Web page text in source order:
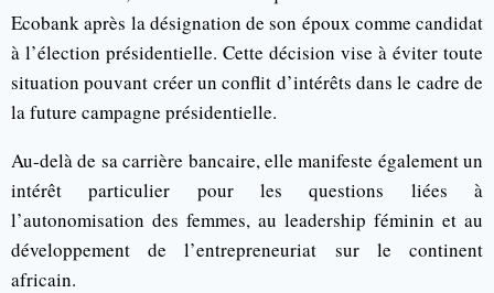
Ecobank après la désignation de son époux comme candidat
à l’élection présidentielle. Cette décision vise à éviter toute
situation pouvant créer un conflit d’intérêts dans le cadre de
la future campagne présidentielle.
Au-delà de sa carrière bancaire, elle manifeste également un
intérêt particulier pour les questions liées à
l’autonomisation des femmes, au leadership féminin et au
développement de l’entrepreneuriat sur le continent
africain.